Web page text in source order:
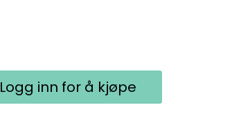
Logg inn for å kjøpe